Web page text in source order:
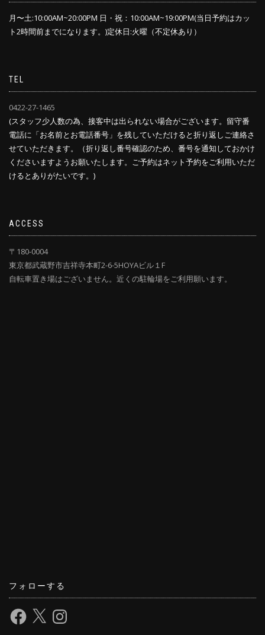
月〜土:10:00AM~20:00PM 日・祝：10:00AM~19:00PM(当日予約はカッ
ト2時間前までになります。)定休日:火曜（不定休あり）
TEL
0422-27-1465
(スタッフ少人数の為、接客中は出られない場合がございます。留守番
電話に「お名前とお電話番号」を残していただけると折り返しご連絡さ
せていただきます。（折り返し番号確認のため、番号を通知しておかけ
くださいますようお願いたします。ご予約はネット予約をご利用いただ
けるとありがたいです。)
ACCESS
〒180-0004
東京都武蔵野市吉祥寺本町2-6-5HOYAビル１F
自転車置き場はございません。近くの駐輪場をご利用願います。
フォローする